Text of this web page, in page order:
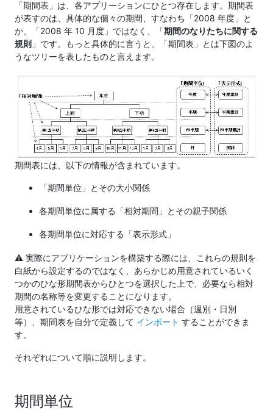
「期間表」は、各アプリーションにひとつ存在します。期間表
が表すのは、具体的な個々の期間、すなわち「2008 年度」と
か、「2008 年 10 月度」ではなく、「期間のなりたちに関する
規則 」です。もっと具体的に言うと、「期間表」とは下図のよ
うなツリーを表したものと言えます。
期間表には、以下の情報が含まれています。
「期間単位」とその大小関係
各期間単位に属する「相対期間」とその親子関係
各期間単位に対応する「表示形式」
⚠ 実際にアプリケーションを構築する際には、これらの規則を
白紙から設定するのではなく、あらかじめ用意されているいく
つかのひな形期間表からひとつを選択した上で、必要なら相対
期間の名称等を変更することになります。
用意されているひな形では対応できない場合（週別・日別
等）、期間表を自分で定義して インポート することができま
す。
それぞれについて順に説明します。
期間単位